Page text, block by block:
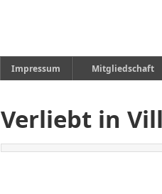
Impressum Mitgliedschaft
Verliebt in